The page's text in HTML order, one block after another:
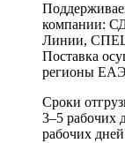
компании:
Линии,
Поставка
регионы
Сроки
3–5 рабочих
рабочих